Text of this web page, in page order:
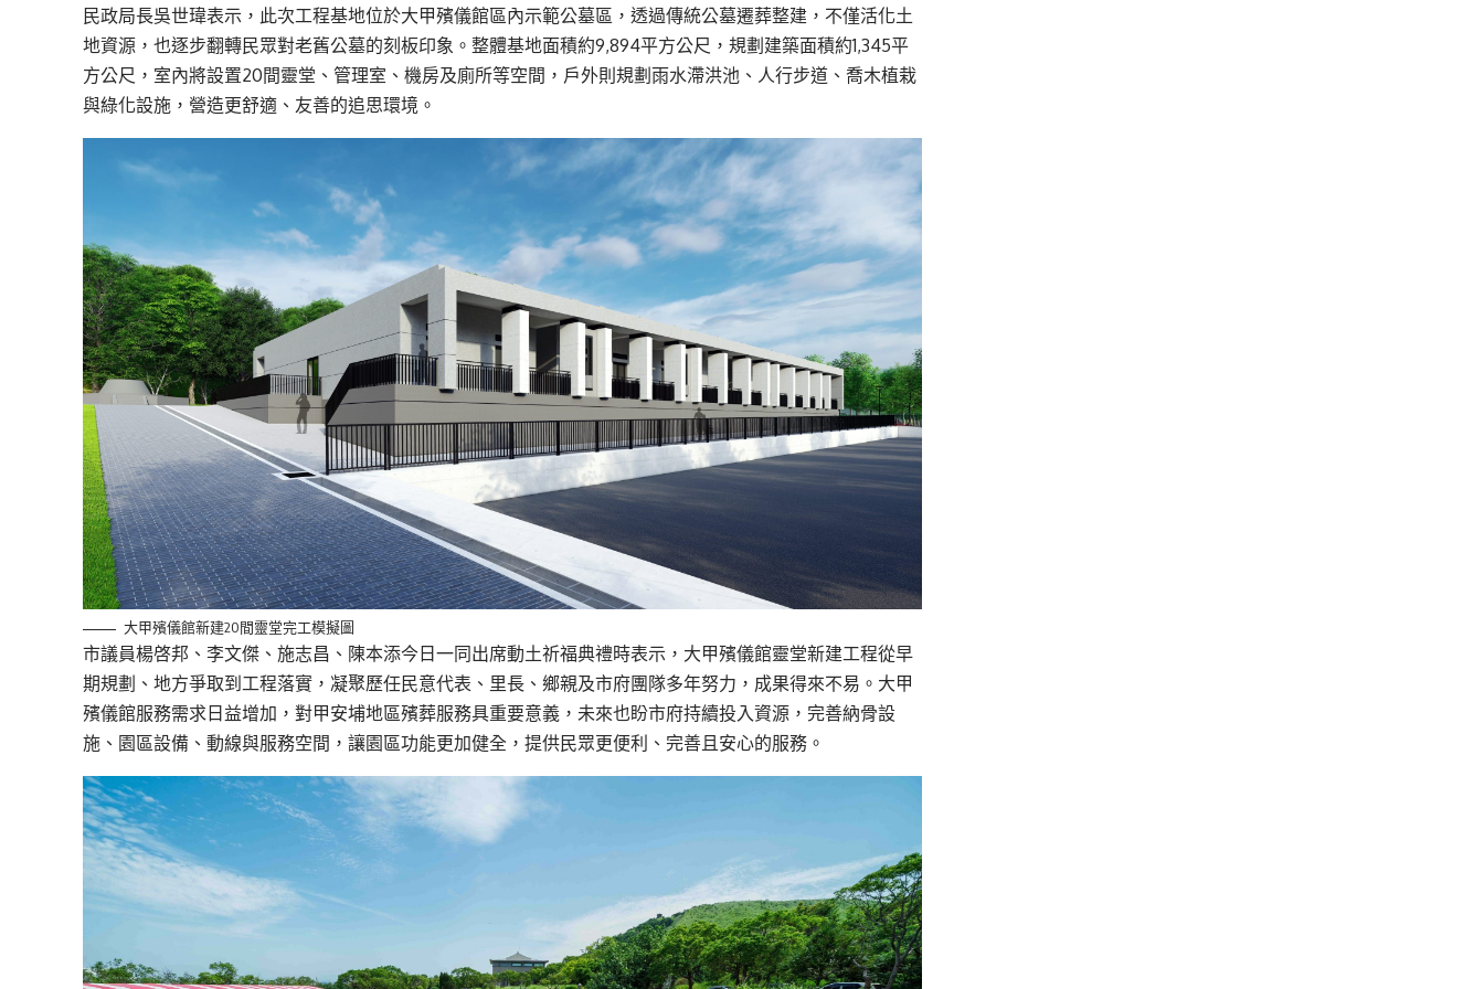
民政局長吳世瑋表示，此次工程基地位於大甲殯儀館區內示範公墓區，透過傳統公墓遷葬整建，不僅活化土
地資源，也逐步翻轉民眾對老舊公墓的刻板印象。整體基地面積約9,894平方公尺，規劃建築面積約1,345平
方公尺，室內將設置20間靈堂、管理室、機房及廁所等空間，戶外則規劃雨水滯洪池、人行步道、喬木植栽
與綠化設施，營造更舒適、友善的追思環境。
大甲殯儀館新建20間靈堂完工模擬圖
市議員楊啓邦、李文傑、施志昌、陳本添今日一同出席動土祈福典禮時表示，大甲殯儀館靈堂新建工程從早
期規劃、地方爭取到工程落實，凝聚歷任民意代表、里長、鄉親及市府團隊多年努力，成果得來不易。大甲
殯儀館服務需求日益增加，對甲安埔地區殯葬服務具重要意義，未來也盼市府持續投入資源，完善納骨設
施、園區設備、動線與服務空間，讓園區功能更加健全，提供民眾更便利、完善且安心的服務。